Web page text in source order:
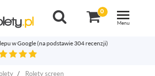
0
Toggle
navigation
Menu
w Google(na podstawie 304 recenzji)
Rolety screen